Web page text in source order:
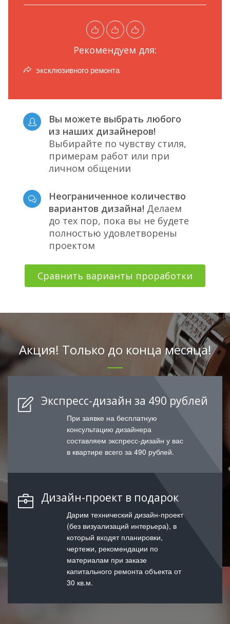
Рекомендуем для:
эксклюзивного ремонта
Вы можете выбрать любого
из наших дизайнеров!
Выбирайте по чувству стиля,
примерам работ или при
личном общении
Неограниченное количество
вариантов дизайна! Делаем
до тех пор, пока вы не будете
полностью удовлетворены
проектом
Сравнить варианты проработки
Акция! Только до конца месяца!
Экспресс-дизайн за 490 рублей
При заявке на бесплатную
консультацию дизайнера
составляем экспресс-дизайн у вас
в квартире всего за 490 рублей.
Дизайн-проект в подарок
Дарим технический дизайн-проект
(без визуализаций интерьера), в
который входят планировки,
чертежи, рекомендации по
материалам при заказе
капитального ремонта объекта от
30 кв.м.